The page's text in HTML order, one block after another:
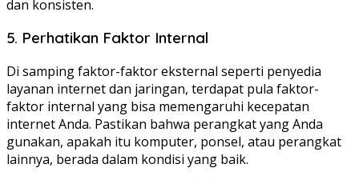
dan konsisten.
5. Perhatikan Faktor Internal
Di samping faktor-faktor eksternal seperti penyedia
layanan internet dan jaringan, terdapat pula faktor-
faktor internal yang bisa memengaruhi kecepatan
internet Anda. Pastikan bahwa perangkat yang Anda
gunakan, apakah itu komputer, ponsel, atau perangkat
lainnya, berada dalam kondisi yang baik.